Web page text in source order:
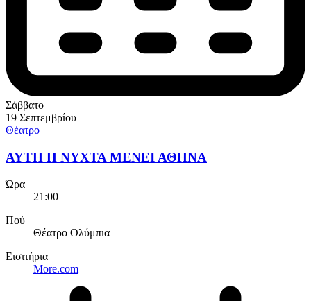
Σάββατο
19 Σεπτεμβρίου
Θέατρο
ΑΥΤΗ Η ΝΥΧΤΑ ΜΕΝΕΙ ΑΘΗΝΑ
Ώρα
21:00
Πού
Θέατρο Ολύμπια
Εισιτήρια
More.com